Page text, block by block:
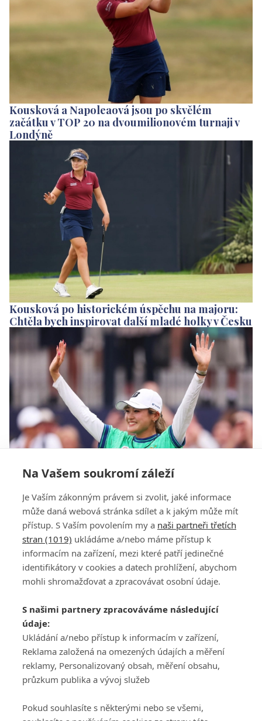
Na Vašem soukromí záleží
Je Vaším zákonným právem si zvolit, jaké informace
může daná webová stránka sdílet a k jakým může mít
přístup. S Vaším povolením my a naši partneři třetích
stran (1019) ukládáme a/nebo máme přístup k
informacím na zařízení, mezi které patří jedinečné
identifikátory v cookies a datech prohlížení, abychom
mohli shromažďovat a zpracovávat osobní údaje.
S našimi partnery zpracováváme následující
údaje:
Ukládání a/nebo přístup k informacím v zařízení,
Reklama založená na omezených údajích a měření
reklamy, Personalizovaný obsah, měření obsahu,
průzkum publika a vývoj služeb
Pokud souhlasíte s některými nebo se všemi,
Kousková a Napoleaová jsou po skvělém
začátku v TOP 20 na dvoumilionovém turnaji v
Londýně
Kousková po historickém úspěchu na majoru:
Chtěla bych inspirovat další mladé holky v Česku
AIG Women's Open vyhrála Kuwaki. Nelly Korda
skončila čtvrtá, Kousková senzačně dvanáctá
Všeobecné obchodní
podmínky služby
GolfExtra.cz Premium
Podmínky zpracování
osobních údajů při
GolfExtra
ATV CZ, s.r.o.
140 00 Praha 4